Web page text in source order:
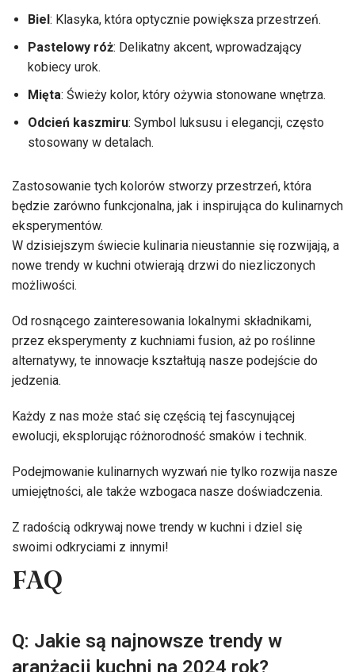
Biel: Klasyka, która optycznie powiększa przestrzeń.
Pastelowy róż: Delikatny akcent, wprowadzający
kobiecy urok.
Mięta: Świeży kolor, który ożywia stonowane wnętrza.
Odcień kaszmiru: Symbol luksusu i elegancji, często
stosowany w detalach.
Zastosowanie tych kolorów stworzy przestrzeń, która
będzie zarówno funkcjonalna, jak i inspirująca do kulinarnych
eksperymentów.
W dzisiejszym świecie kulinaria nieustannie się rozwijają, a
nowe trendy w kuchni otwierają drzwi do niezliczonych
możliwości.
Od rosnącego zainteresowania lokalnymi składnikami,
przez eksperymenty z kuchniami fusion, aż po roślinne
alternatywy, te innowacje kształtują nasze podejście do
jedzenia.
Każdy z nas może stać się częścią tej fascynującej
ewolucji, eksplorując różnorodność smaków i technik.
Podejmowanie kulinarnych wyzwań nie tylko rozwija nasze
umiejętności, ale także wzbogaca nasze doświadczenia.
Z radością odkrywaj nowe trendy w kuchni i dziel się
swoimi odkryciami z innymi!
FAQ
Q: Jakie są najnowsze trendy w
aranżacji kuchni na 2024 rok?